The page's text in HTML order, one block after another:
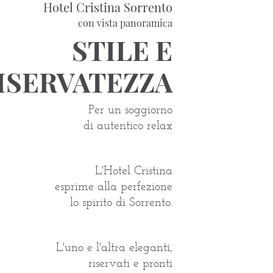
Hotel Cristina Sorrento
con vista panoramica
STILE E
Per un soggiorno
di autentico relax
L'Hotel Cristina
esprime alla perfezione
lo spirito di Sorrento.
L'uno e l'altra eleganti,
riservati e pronti